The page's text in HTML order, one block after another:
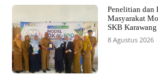
Penelitian dan
Masyarakat
SKB Karawang
8 Agustus 2026